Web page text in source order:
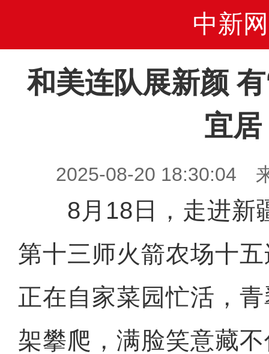
中新网
和美连队展新颜
宜居
2025-08-20 18:30:04
8月18日，走进新
第十三师火箭农场十
正在自家菜园忙活，
架攀爬，满脸笑意藏